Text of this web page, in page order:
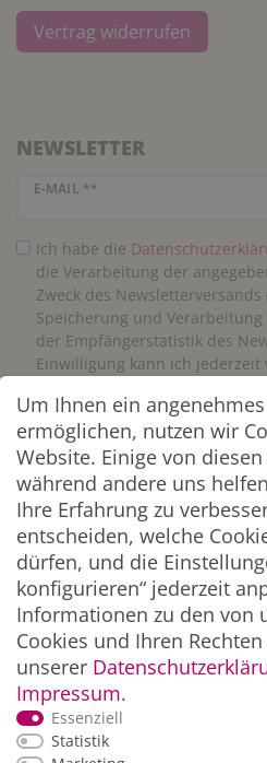
Vertrag widerrufen
NEWSLETTER
E-MAIL **
Newsletter Honig
Ich habe die
die Verarbeitung der
Zweck des
Speicherung und
der Empfängerstatistik des
Einwilligung kann ich jederzeit
** Hierbei
ZAHLUNG & VERSAND
Um Ihnen ein
ermöglichen, nutzen wir
Website. Einige von
während andere uns
Ihre Erfahrung zu
entscheiden, welche
dürfen, und die
konfigurieren“ jederzeit
Informationen zu den von
Cookies und Ihren
unserer
Impressum.
Essenziell
Statistik